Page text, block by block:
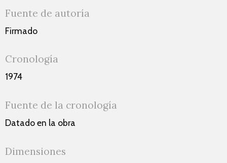
Fuente de autoría
Firmado
Cronología
1974
Fuente de la cronología
Datado en la obra
Dimensiones